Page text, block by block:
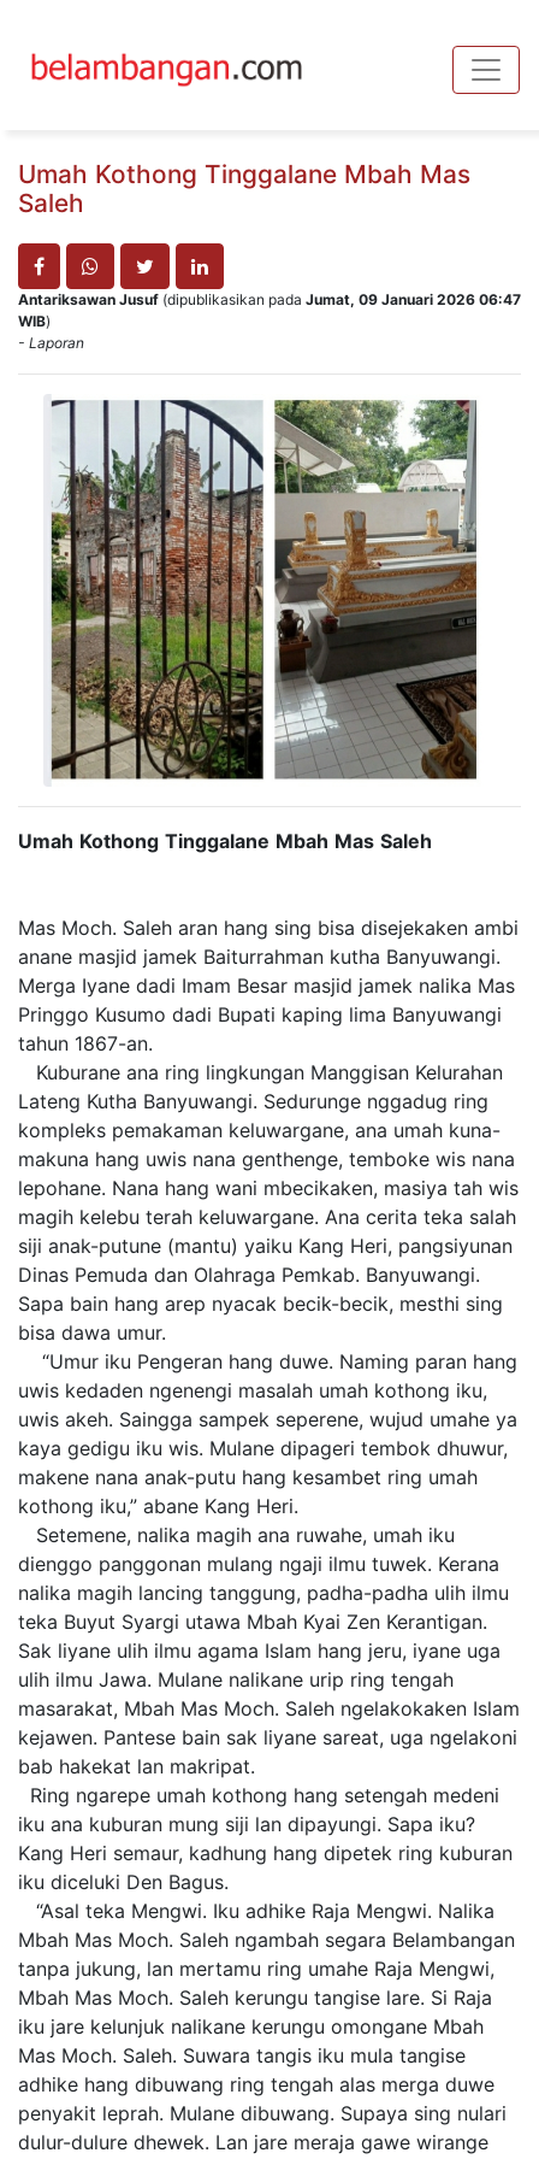
Umah Kothong Tinggalane Mbah Mas
Saleh
Antariksawan Jusuf (dipublikasikan pada Jumat, 09 Januari 2026 06:47
WIB)
- Laporan
Umah Kothong Tinggalane Mbah Mas Saleh
Mas Moch. Saleh aran hang sing bisa disejekaken ambi
anane masjid jamek Baiturrahman kutha Banyuwangi.
Merga Iyane dadi Imam Besar masjid jamek nalika Mas
Pringgo Kusumo dadi Bupati kaping lima Banyuwangi
tahun 1867-an.
Kuburane ana ring lingkungan Manggisan Kelurahan
Lateng Kutha Banyuwangi. Sedurunge nggadug ring
kompleks pemakaman keluwargane, ana umah kuna-
makuna hang uwis nana genthenge, temboke wis nana
lepohane. Nana hang wani mbecikaken, masiya tah wis
magih kelebu terah keluwargane. Ana cerita teka salah
siji anak-putune (mantu) yaiku Kang Heri, pangsiyunan
Dinas Pemuda dan Olahraga Pemkab. Banyuwangi.
Sapa bain hang arep nyacak becik-becik, mesthi sing
bisa dawa umur.
“Umur iku Pengeran hang duwe. Naming paran hang
uwis kedaden ngenengi masalah umah kothong iku,
uwis akeh. Saingga sampek seperene, wujud umahe ya
kaya gedigu iku wis. Mulane dipageri tembok dhuwur,
makene nana anak-putu hang kesambet ring umah
kothong iku,” abane Kang Heri.
Setemene, nalika magih ana ruwahe, umah iku
dienggo panggonan mulang ngaji ilmu tuwek. Kerana
nalika magih lancing tanggung, padha-padha ulih ilmu
teka Buyut Syargi utawa Mbah Kyai Zen Kerantigan.
Sak liyane ulih ilmu agama Islam hang jeru, iyane uga
ulih ilmu Jawa. Mulane nalikane urip ring tengah
masarakat, Mbah Mas Moch. Saleh ngelakokaken Islam
kejawen. Pantese bain sak liyane sareat, uga ngelakoni
bab hakekat lan makripat.
Ring ngarepe umah kothong hang setengah medeni
iku ana kuburan mung siji lan dipayungi. Sapa iku?
Kang Heri semaur, kadhung hang dipetek ring kuburan
iku diceluki Den Bagus.
“Asal teka Mengwi. Iku adhike Raja Mengwi. Nalika
Mbah Mas Moch. Saleh ngambah segara Belambangan
tanpa jukung, lan mertamu ring umahe Raja Mengwi,
Mbah Mas Moch. Saleh kerungu tangise lare. Si Raja
iku jare kelunjuk nalikane kerungu omongane Mbah
Mas Moch. Saleh. Suwara tangis iku mula tangise
adhike hang dibuwang ring tengah alas merga duwe
penyakit leprah. Mulane dibuwang. Supaya sing nulari
dulur-dulure dhewek. Lan jare meraja gawe wirange